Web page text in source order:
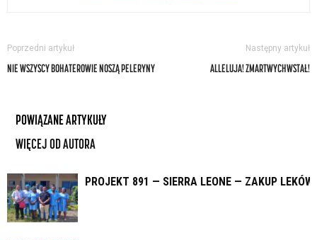
Poprzedni artykuł
NIE WSZYSCY BOHATEROWIE NOSZĄ PELERYNY
Następny artykuł
ALLELUJA! ZMARTWYCHWSTAŁ!
POWIĄZANE ARTYKUŁY
WIĘCEJ OD AUTORA
PROJEKT 891 — SIERRA LEONE — ZAKUP LEKÓW